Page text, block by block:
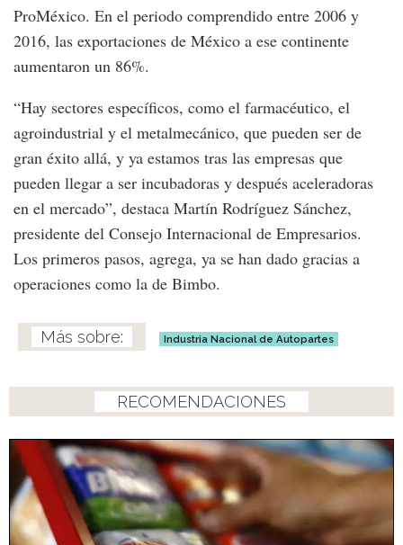
ProMéxico. En el periodo comprendido entre 2006 y
2016, las exportaciones de México a ese continente
aumentaron un 86%.
“Hay sectores específicos, como el farmacéutico, el
agroindustrial y el metalmecánico, que pueden ser de
gran éxito allá, y ya estamos tras las empresas que
pueden llegar a ser incubadoras y después aceleradoras
en el mercado”, destaca Martín Rodríguez Sánchez,
presidente del Consejo Internacional de Empresarios.
Los primeros pasos, agrega, ya se han dado gracias a
operaciones como la de Bimbo.
Industria Nacional de Autopartes
RECOMENDACIONES